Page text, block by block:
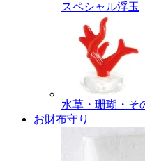
スペシャル浮玉
水草・珊瑚・そ
お財布守り